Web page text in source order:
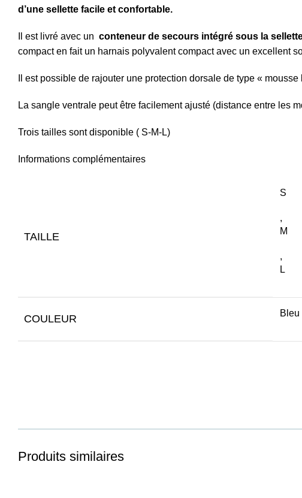
d’une sellette facile et confortable.
Il est livré avec un conteneur de secours intégré sous la
compact en fait un harnais polyvalent compact avec un excellent
Il est possible de rajouter une protection dorsale de type «
La sangle ventrale peut être facilement ajusté (distance entre les
Trois tailles sont disponible ( S-M-L)
Informations complémentaires
TAILLE
S
,
M
,
L
COULEUR Bleu
Produits similaires